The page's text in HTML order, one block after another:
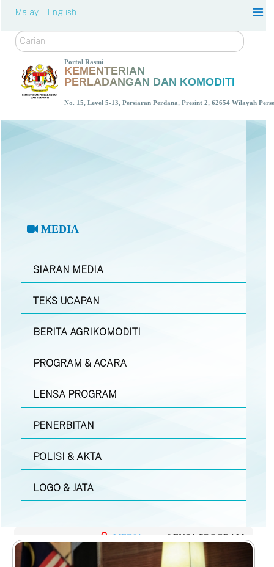
Malay | English
Carian
Portal Rasmi
KEMENTERIAN
PERLADANGAN DAN KOMODITI
No. 15, Level 5-13, Persiaran Perdana, Presint 2, 62654 Wilayah
MEDIA
SIARAN MEDIA
TEKS UCAPAN
BERITA AGRIKOMODITI
PROGRAM & ACARA
LENSA PROGRAM
PENERBITAN
POLISI & AKTA
LOGO & JATA
MEDIA | LENSA PROGRAM